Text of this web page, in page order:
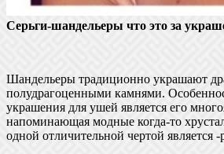
Серьги-шандельеры что это за
Шандельеры традиционно украшают
полудрагоценными камнями.
украшения для ушей является его
напоминающая модные когда-то
одной отличительной чертой является -